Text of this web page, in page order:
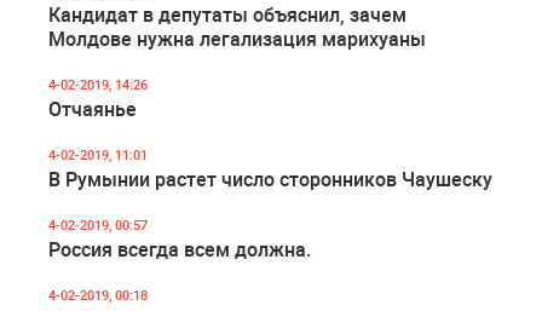
Кандидат в депутаты объяснил, зачем
Молдове нужна легализация марихуаны
4-02-2019, 14:26
Отчаянье
4-02-2019, 11:01
В Румынии растет число сторонников Чаушеску
4-02-2019, 00:57
Россия всегда всем должна.
4-02-2019, 00:18